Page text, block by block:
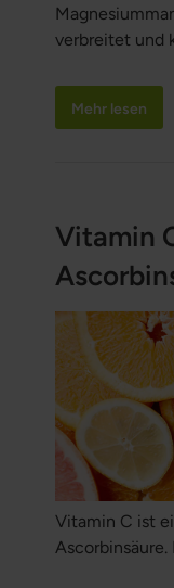
verbreitet und
verursachen.
Magnesium
Mehr lesen
Vitamin
Vitamin C ist